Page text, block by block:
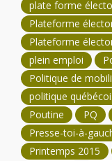
plate forme
Plateforme
Plateforme
plein emploi
Politique de
politique
Poutine
PQ
Presse-toi-à-
Printemps 2015